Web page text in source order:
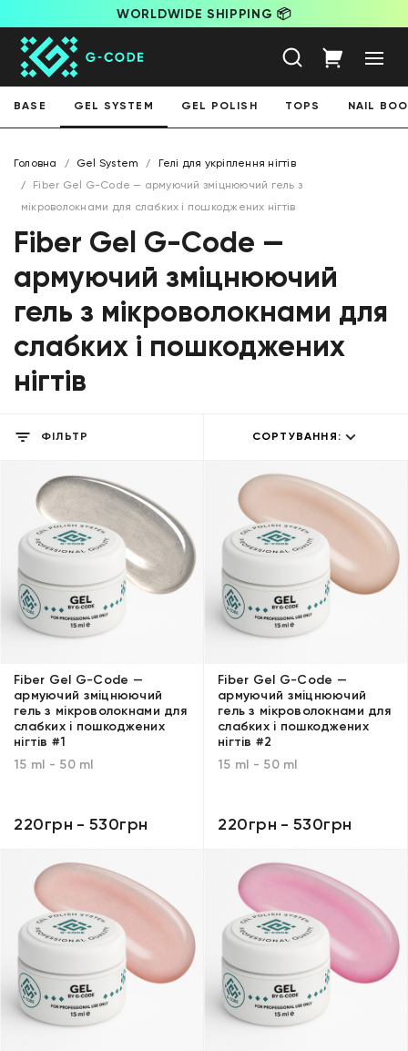
WORLDWIDE SHIPPING 📦
BASE GEL SYSTEM GEL POLISH TOPS NAIL
Головна Gel System
Гелі для укріплення нігтів
Fiber Gel G-Code — армуючий зміцнюючий гель з
мікроволокнами для слабких і пошкоджених нігтів
Fiber Gel G-Code —
армуючий зміцнюючий
гель з мікроволокнами для
слабких і пошкоджених
нігтів
ФІЛЬТР СОРТУВАННЯ:
Fiber Gel G-Code —
армуючий зміцнюючий
гель з мікроволокнами для
слабких і пошкоджених
нігтів #1
15 ml - 50 ml
220грн - 530грн
Fiber Gel G-Code —
армуючий зміцнюючий
гель з мікроволокнами для
слабких і пошкоджених
нігтів #2
15 ml - 50 ml
220грн - 530грн